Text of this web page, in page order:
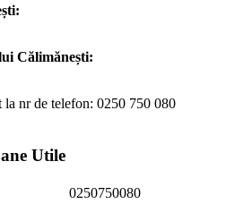
Călimănești:
la nr de telefon: 0250 750 080
Utile
0250750080